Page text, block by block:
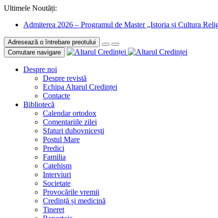
Ultimele Noutăți:
Admiterea 2026 – Programul de Master „Istoria și Cultura
Adresează o întrebare preotului
Comutare navigare
Despre noi
Despre revistă
Echipa Altarul Credinței
Contacte
Bibliotecă
Calendar ortodox
Comentariile zilei
Sfaturi duhovnicești
Postul Mare
Predici
Familia
Catehism
Interviuri
Societate
Provocările vremii
Credință și medicină
Tineret